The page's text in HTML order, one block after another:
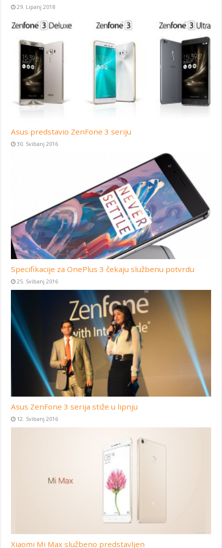
29. Lipanj 2018
Asus predstavio ZenFone 3 seriju
30. Svibanj 2016
Specifikacije za OnePlus 3 čekaju službenu potvrdu
25. Svibanj 2016
Asus ZenFone 3 serija stiže u lipnju
12. Svibanj 2016
Xiaomi Mi Max službeno predstavljen